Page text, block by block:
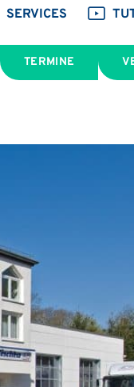
SERVICES
TERMINE